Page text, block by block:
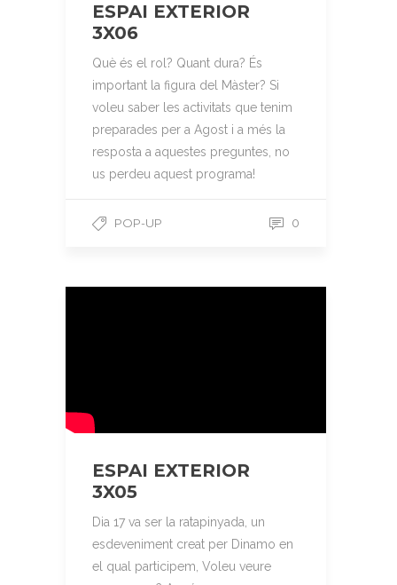
ESPAI EXTERIOR
3X06
Què és el rol? Quant dura? És
important la figura del Màster? Si
voleu saber les activitats que tenim
preparades per a Agost i a més la
resposta a aquestes preguntes, no
us perdeu aquest programa!
POP-UP 0
ESPAI EXTERIOR
3X05
Dia 17 va ser la ratapinyada, un
esdeveniment creat per Dinamo en
el qual participem, Voleu veure